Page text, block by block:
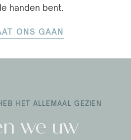
handen bent.
ONS GAAN
HET ALLEMAAL GEZIEN
we uw